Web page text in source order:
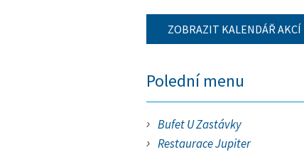
ZOBRAZIT KALENDÁŘ AKCÍ
Polední menu
Bufet U Zastávky
Restaurace Jupiter